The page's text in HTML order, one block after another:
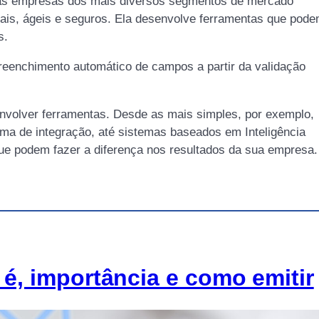
ágeis e seguros. Ela desenvolve ferramentas que
automático de campos a partir da validação
ferramentas. Desde as mais simples, por exemplo,
de integração, até sistemas baseados em Inteligência
podem fazer a diferença nos resultados da sua empresa.
importância e como emitir